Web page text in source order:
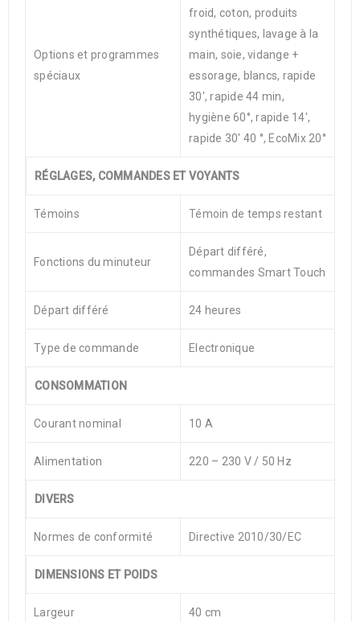
Options et programmes
spéciaux
froid, coton, produits
synthétiques, lavage à la
main, soie, vidange +
essorage, blancs, rapide
30′, rapide 44 min,
hygiène 60°, rapide 14′,
rapide 30′ 40 °, EcoMix 20°
RÉGLAGES, COMMANDES ET VOYANTS
Témoins Témoin de temps restant
Fonctions du minuteur
Départ différé,
commandes Smart Touch
Départ différé 24 heures
Type de commande Electronique
CONSOMMATION
Courant nominal 10 A
Alimentation 220 – 230 V / 50 Hz
DIVERS
Normes de conformité Directive 2010/30/EC
DIMENSIONS ET POIDS
Largeur 40 cm